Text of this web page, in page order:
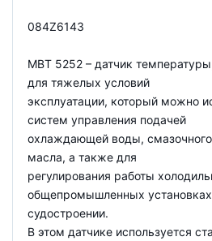
084Z6143
MBT 5252 – датчик
для тяжелых условий
эксплуатации, который можно
систем управления подачей
охлаждающей воды, смазочного
масла, а также для
регулирования работы
общепромышленных
судостроении.
В этом датчике используется